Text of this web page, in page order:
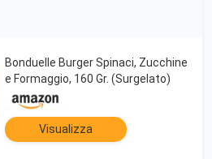
Bonduelle Burger Spinaci, Zucchine
e Formaggio, 160 Gr. (Surgelato)
Visualizza